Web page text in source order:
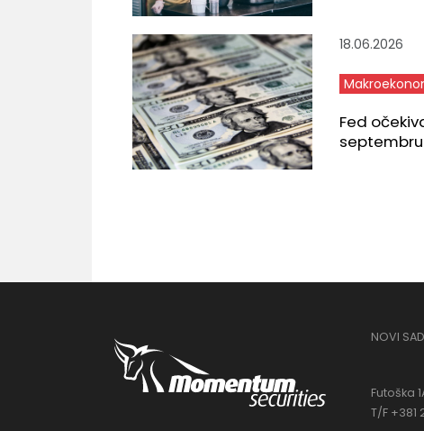
18.06.2026
Fed
septembru
NOVI SAD
Futoška
T/F +381